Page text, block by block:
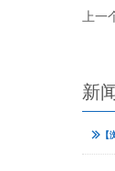
上一
新
【